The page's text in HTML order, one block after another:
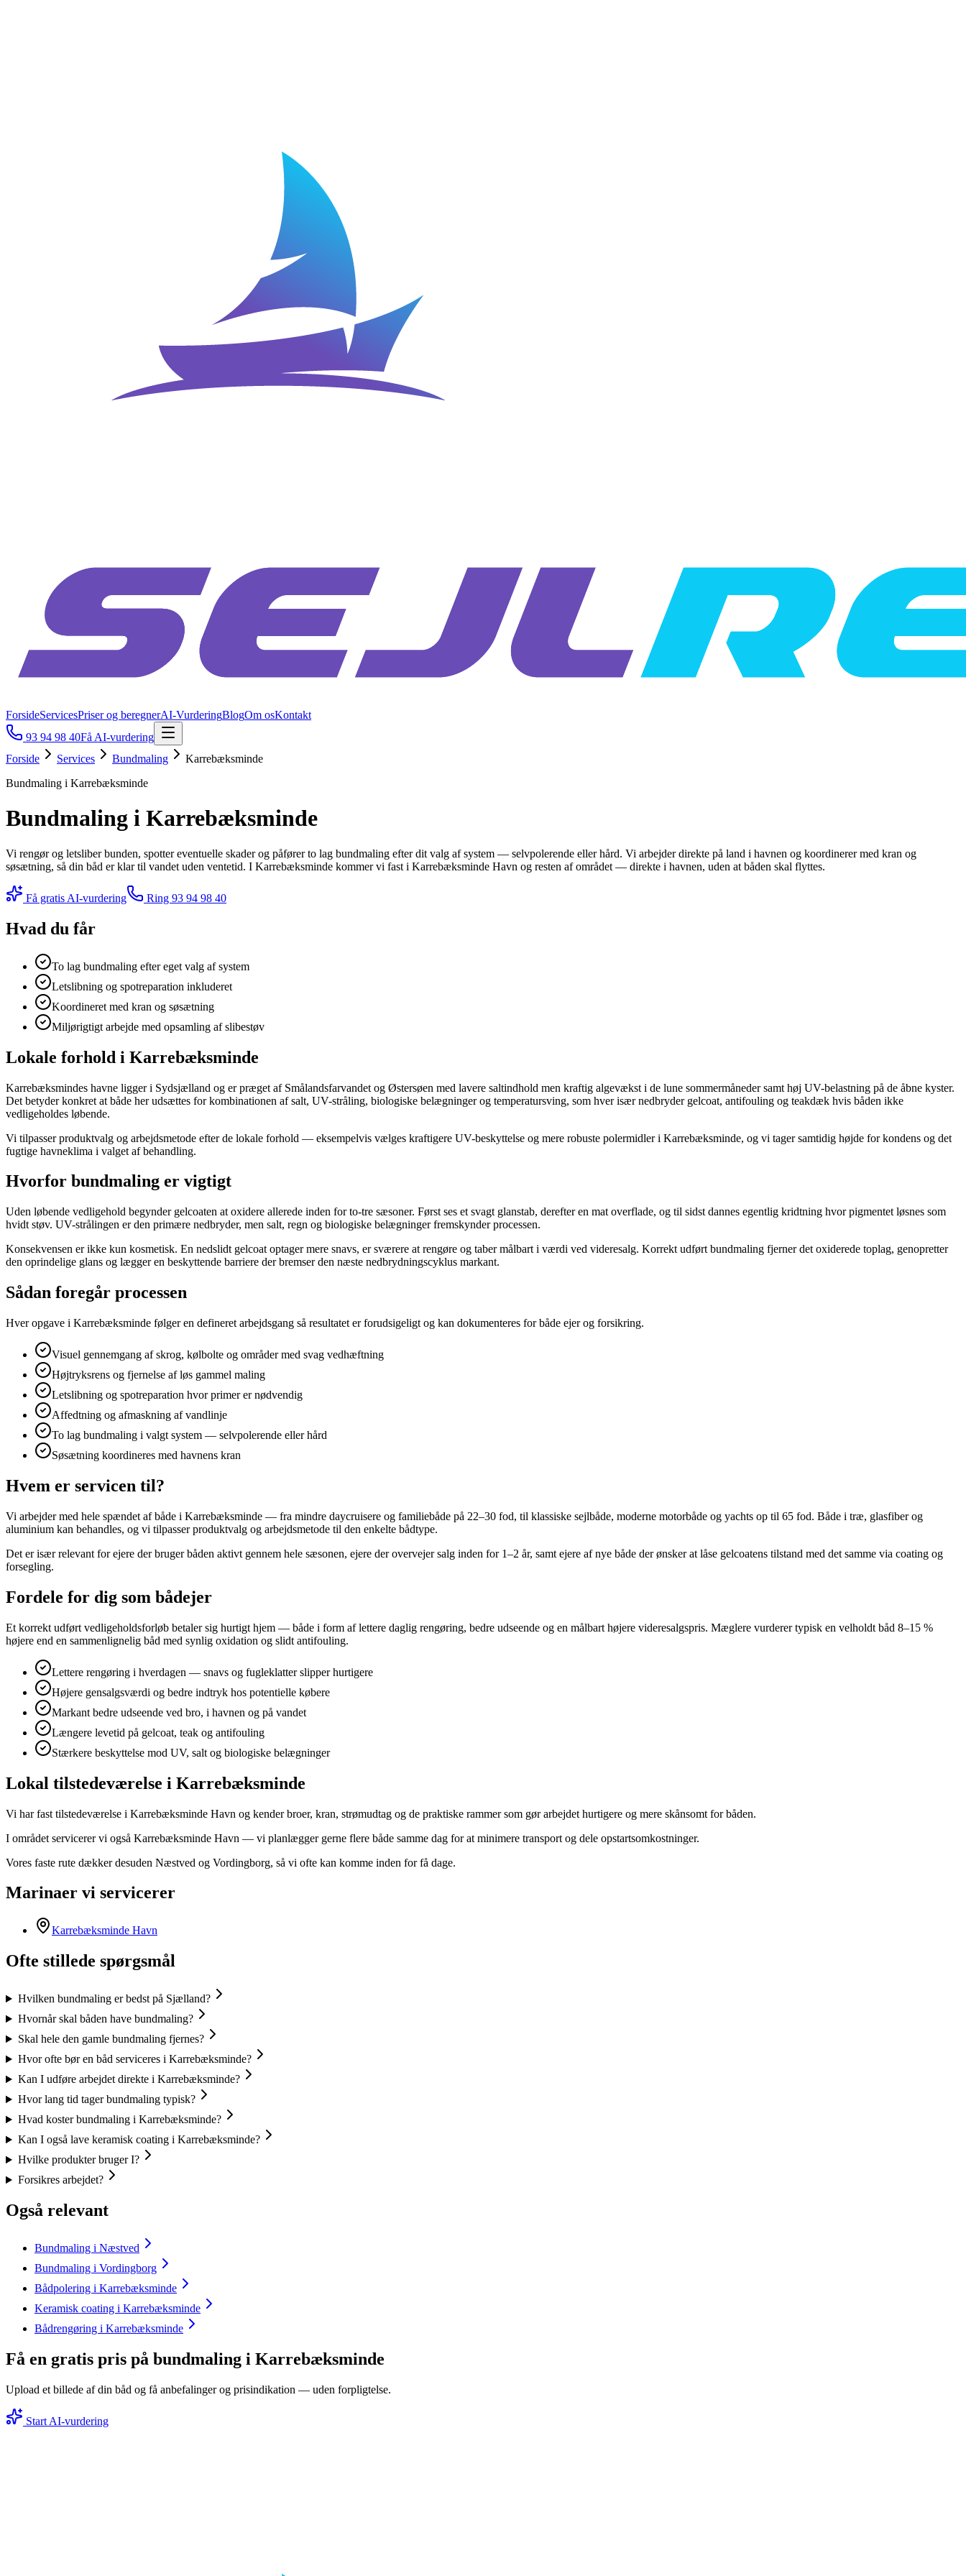
ForsideServicesPriser og beregnerAI-VurderingBlogOm osKontakt
93 94 98 40Få AI-vurdering
Forside
Services Bundmaling
Karrebæksminde
Bundmaling i Karrebæksminde
Bundmaling i Karrebæksminde
Vi rengør og letsliber bunden, spotter eventuelle skader og påfører to lag bundmaling efter dit valg af system — selvpolerende eller hård. Vi arbejder direkte på land i havnen og koordinerer med kran og
søsætning, så din båd er klar til vandet uden ventetid. I Karrebæksminde kommer vi fast i Karrebæksminde Havn og resten af området — direkte i havnen, uden at båden skal flyttes.
Få gratis AI-vurdering Ring 93 94 98 40
Hvad du får
To lag bundmaling efter eget valg af system
Letslibning og spotreparation inkluderet
Koordineret med kran og søsætning
Miljørigtigt arbejde med opsamling af slibestøv
Lokale forhold i Karrebæksminde
Karrebæksmindes havne ligger i Sydsjælland og er præget af Smålandsfarvandet og Østersøen med lavere saltindhold men kraftig algevækst i de lune sommermåneder samt høj UV-belastning på de åbne kyster.
Det betyder konkret at både her udsættes for kombinationen af salt, UV-stråling, biologiske belægninger og temperatursving, som hver især nedbryder gelcoat, antifouling og teakdæk hvis båden ikke
vedligeholdes løbende.
Vi tilpasser produktvalg og arbejdsmetode efter de lokale forhold — eksempelvis vælges kraftigere UV-beskyttelse og mere robuste polermidler i Karrebæksminde, og vi tager samtidig højde for kondens og det
fugtige havneklima i valget af behandling.
Hvorfor bundmaling er vigtigt
Uden løbende vedligehold begynder gelcoaten at oxidere allerede inden for to-tre sæsoner. Først ses et svagt glanstab, derefter en mat overflade, og til sidst dannes egentlig kridtning hvor pigmentet løsnes som
hvidt støv. UV-strålingen er den primære nedbryder, men salt, regn og biologiske belægninger fremskynder processen.
Konsekvensen er ikke kun kosmetisk. En nedslidt gelcoat optager mere snavs, er sværere at rengøre og taber målbart i værdi ved videresalg. Korrekt udført bundmaling fjerner det oxiderede toplag, genopretter
den oprindelige glans og lægger en beskyttende barriere der bremser den næste nedbrydningscyklus markant.
Sådan foregår processen
Hver opgave i Karrebæksminde følger en defineret arbejdsgang så resultatet er forudsigeligt og kan dokumenteres for både ejer og forsikring.
Visuel gennemgang af skrog, kølbolte og områder med svag vedhæftning
Højtryksrens og fjernelse af løs gammel maling
Letslibning og spotreparation hvor primer er nødvendig
Affedtning og afmaskning af vandlinje
To lag bundmaling i valgt system — selvpolerende eller hård
Søsætning koordineres med havnens kran
Hvem er servicen til?
Vi arbejder med hele spændet af både i Karrebæksminde — fra mindre daycruisere og familiebåde på 22–30 fod, til klassiske sejlbåde, moderne motorbåde og yachts op til 65 fod. Både i træ, glasfiber og
aluminium kan behandles, og vi tilpasser produktvalg og arbejdsmetode til den enkelte bådtype.
Det er især relevant for ejere der bruger båden aktivt gennem hele sæsonen, ejere der overvejer salg inden for 1–2 år, samt ejere af nye både der ønsker at låse gelcoatens tilstand med det samme via coating og
forsegling.
Fordele for dig som bådejer
Et korrekt udført vedligeholdsforløb betaler sig hurtigt hjem — både i form af lettere daglig rengøring, bedre udseende og en målbart højere videresalgspris. Mæglere vurderer typisk en velholdt båd 8–15 %
højere end en sammenlignelig båd med synlig oxidation og slidt antifouling.
Lettere rengøring i hverdagen — snavs og fugleklatter slipper hurtigere
Højere gensalgsværdi og bedre indtryk hos potentielle købere
Markant bedre udseende ved bro, i havnen og på vandet
Længere levetid på gelcoat, teak og antifouling
Stærkere beskyttelse mod UV, salt og biologiske belægninger
Lokal tilstedeværelse i Karrebæksminde
Vi har fast tilstedeværelse i Karrebæksminde Havn og kender broer, kran, strømudtag og de praktiske rammer som gør arbejdet hurtigere og mere skånsomt for båden.
I området servicerer vi også Karrebæksminde Havn — vi planlægger gerne flere både samme dag for at minimere transport og dele opstartsomkostninger.
Vores faste rute dækker desuden Næstved og Vordingborg, så vi ofte kan komme inden for få dage.
Marinaer vi servicerer
Karrebæksminde Havn
Ofte stillede spørgsmål
Hvilken bundmaling er bedst på Sjælland?
Hvornår skal båden have bundmaling?
Skal hele den gamle bundmaling fjernes?
Hvor ofte bør en båd serviceres i Karrebæksminde?
Kan I udføre arbejdet direkte i Karrebæksminde?
Hvor lang tid tager bundmaling typisk?
Hvad koster bundmaling i Karrebæksminde?
Kan I også lave keramisk coating i Karrebæksminde?
Hvilke produkter bruger I?
Forsikres arbejdet?
Også relevant
Bundmaling i Næstved
Bundmaling i Vordingborg
Bådpolering i Karrebæksminde
Keramisk coating i Karrebæksminde
Bådrengøring i Karrebæksminde
Få en gratis pris på bundmaling i Karrebæksminde
Upload et billede af din båd og få anbefalinger og prisindikation — uden forpligtelse.
Start AI-vurdering